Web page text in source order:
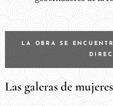
LA OBRA SE
Las galeras de mujeres